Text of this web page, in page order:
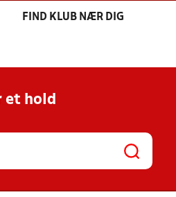
FIND KLUB NÆR DIG
et hold